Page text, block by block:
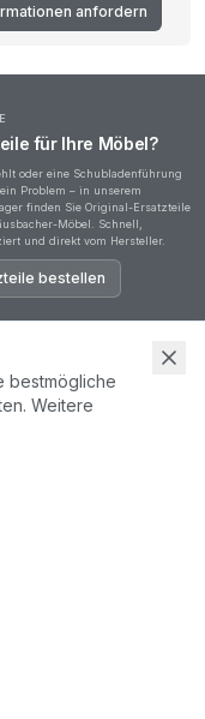
anfordern
für Ihre Möbel?
oder eine Schubladenführung
Problem – in unserem
finden Sie Original-Ersatzteile
Möbel. Schnell,
und direkt vom Hersteller.
bestellen
– unser Team steht
Ihre Nachricht.
bestmögliche
Weitere